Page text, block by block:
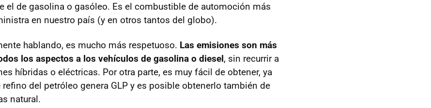
el de gasolina o gasóleo. Es el combustible de automoción más
en nuestro país (y en otros tantos del globo).
hablando, es mucho más respetuoso. Las emisiones son más
los aspectos a los vehículos de gasolina o diesel, sin recurrir a
híbridas o eléctricas. Por otra parte, es muy fácil de obtener, ya
del petróleo genera GLP y es posible obtenerlo también de
natural.